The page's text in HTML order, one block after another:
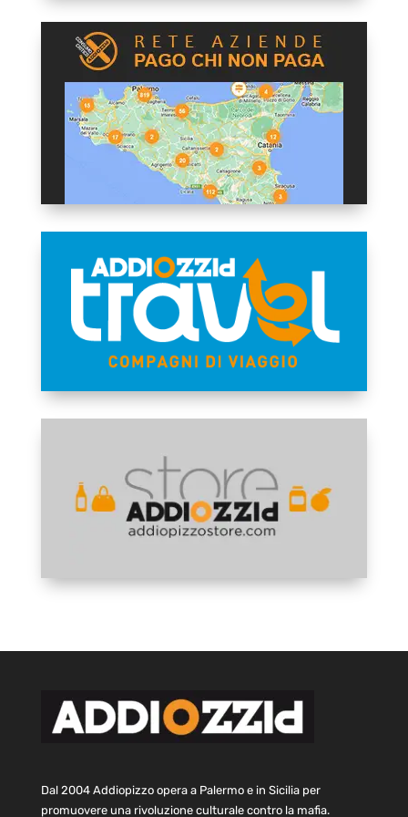
Dal 2004 Addiopizzo opera a Palermo e in Sicilia per
promuovere una rivoluzione culturale contro la mafia.